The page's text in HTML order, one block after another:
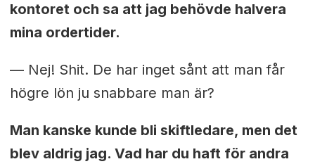
kontoret och sa att jag behövde halvera
mina ordertider.
— Nej! Shit. De har inget sånt att man får
högre lön ju snabbare man är?
Man kanske kunde bli skiftledare, men det
blev aldrig jag. Vad har du haft för andra